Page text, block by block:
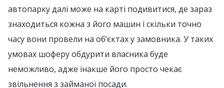
автопарку далі може на карті подивитися, де зараз
знаходиться кожна з його машин і скільки точно
часу вони провели на об’єктах у замовника. У таких
умовах шоферу обдурити власника буде
неможливо, адже інакше його просто чекає
звільнення з займаної посади.